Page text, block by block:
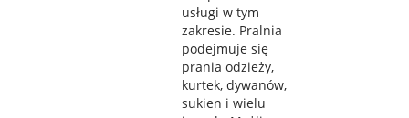
usługi w tym
zakresie. Pralnia
podejmuje się
prania odzieży,
kurtek, dywanów,
sukien i wielu